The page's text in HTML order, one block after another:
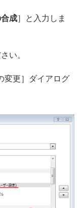
合成］と入力しま
い。
変更］ダイアログ